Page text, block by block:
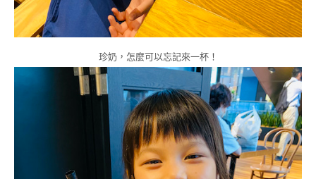
珍奶，怎麼可以忘記來一杯！